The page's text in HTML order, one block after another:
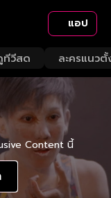
แอป
ทีวีสด ละครแนวตั้
Content นี้